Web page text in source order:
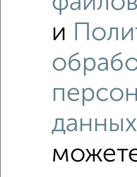
Рядом, с меньшей
Недалеко от Южная
Торговые
Поиск по схожим
и
данных